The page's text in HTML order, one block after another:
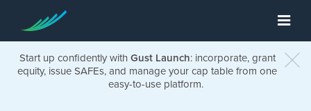
Start up confidently with Gust Launch: incorporate, grant
equity, issue SAFEs, and manage your cap table from one
easy-to-use platform.